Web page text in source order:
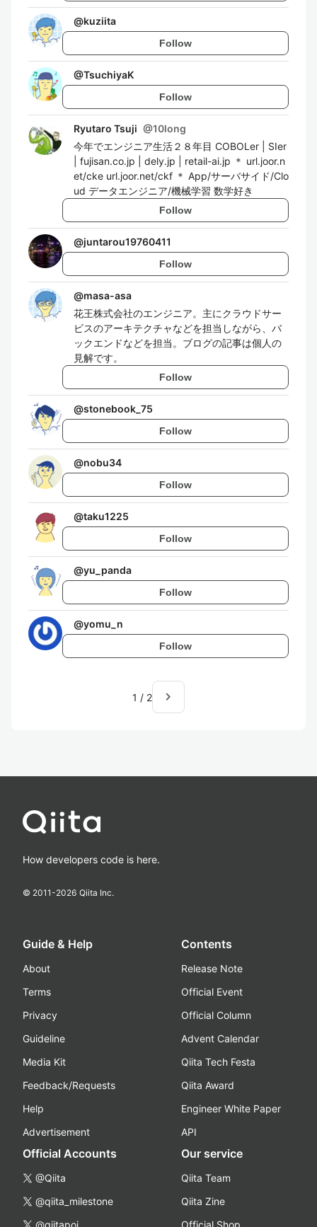
@kuziita
Follow
@TsuchiyaK
Follow
Ryutaro Tsuji @10long
今年でエンジニア生活２８年目 COBOLer | SIer
| fujisan.co.jp | dely.jp | retail-ai.jp ＊ url.joor.n
et/cke url.joor.net/ckf ＊ App/サーバサイド/Clo
ud データエンジニア/機械学習 数学好き
Follow
@juntarou19760411
Follow
@masa-asa
花王株式会社のエンジニア。主にクラウドサー
ビスのアーキテクチャなどを担当しながら、バ
ックエンドなどを担当。ブログの記事は個人の
見解です。
Follow
@stonebook_75
Follow
@nobu34
Follow
@taku1225
Follow
@yu_panda
Follow
@yomu_n
Follow
1 / 2 navigate_next
How developers code is here.
© 2011-2026 Qiita Inc.
Guide & Help
About
Terms
Privacy
Guideline
Media Kit
Feedback/Requests
Help
Advertisement
Contents
Release Note
Official Event
Official Column
Advent Calendar
Qiita Tech Festa
Qiita Award
Engineer White Paper
API
Official Accounts
@Qiita
@qiita_milestone
@qiitapoi
Our service
Qiita Team
Qiita Zine
Official Shop